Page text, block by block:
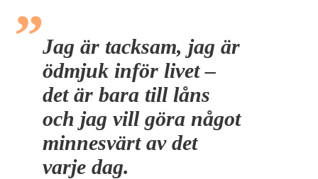
Jag är tacksam, jag är
ödmjuk inför livet –
det är bara till låns
och jag vill göra något
minnesvärt av det
varje dag.